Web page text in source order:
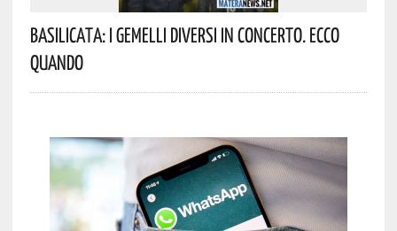
Basilicata: I Gemelli DiVersi In Concerto. Ecco
Quando